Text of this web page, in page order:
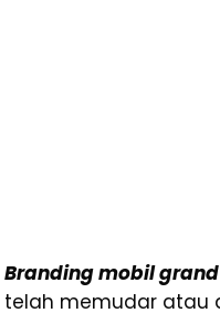
Branding mobil
telah memudar atau